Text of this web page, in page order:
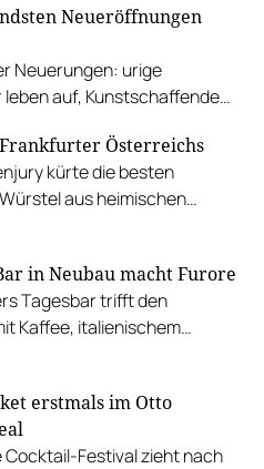
Neueröffnungen
Neuerungen: urige
auf, Kunstschaffende
Österreichs
kürte die besten
aus heimischen
in Neubau macht Furore
Tagesbar trifft den
Kaffee, italienischem
erstmals im Otto
Cocktail-Festival zieht nach